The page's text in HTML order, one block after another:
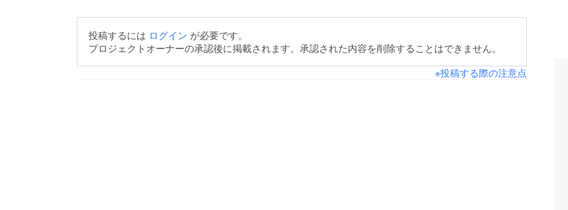
投稿するには ログイン が必要です。
プロジェクトオーナーの承認後に掲載されます。承認された内容を削除することはできません。
※投稿する際の注意点